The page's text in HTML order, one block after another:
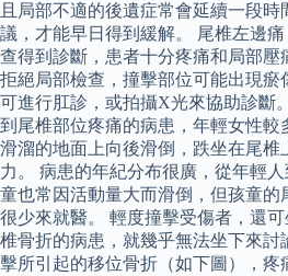
且局部不適的後遺症常會延續一段
議，才能早日得到緩解。 尾椎左邊
查得到診斷，患者十分疼痛和局部
拒絕局部檢查，撞擊部位可能出現瘀
可進行肛診，或拍攝X光來協助診斷
到尾椎部位疼痛的病患，年輕女性較
滑溜的地面上向後滑倒，跌坐在尾椎
力。 病患的年紀分布很廣，從年輕
童也常因活動量大而滑倒，但孩童的
很少來就醫。 輕度撞擊受傷者，還
椎骨折的病患，就幾乎無法坐下來
擊所引起的移位骨折（如下圖），